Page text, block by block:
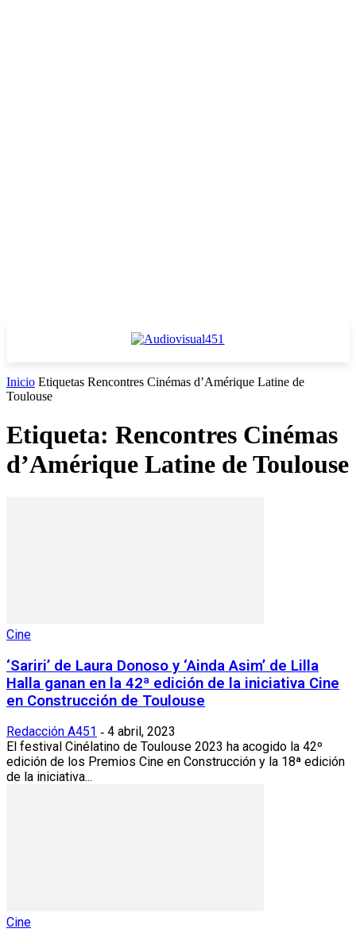
Inicio Etiquetas Rencontres Cinémas d’Amérique Latine de
Toulouse
Etiqueta: Rencontres Cinémas
d’Amérique Latine de Toulouse
Cine
‘Sariri’ de Laura Donoso y ‘Ainda Asim’ de Lilla
Halla ganan en la 42ª edición de la iniciativa Cine
en Construcción de Toulouse
Redacción A451 - 4 abril, 2023
El festival Cinélatino de Toulouse 2023 ha acogido la 42º
edición de los Premios Cine en Construcción y la 18ª edición
de la iniciativa...
Cine